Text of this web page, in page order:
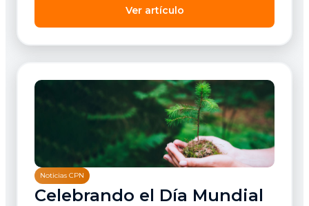
Ver artículo
Noticias CPN
Celebrando el Día Mundial